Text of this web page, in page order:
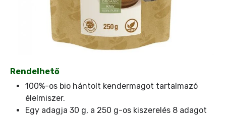
Rendelhető
100%-os bio hántolt kendermagot tartalmazó
élelmiszer.
Egy adagja 30 g, a 250 g-os kiszerelés 8 adagot